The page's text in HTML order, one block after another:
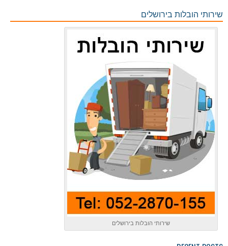
שירותי הובלות בירושלים
שירותי הובלות בירושלים